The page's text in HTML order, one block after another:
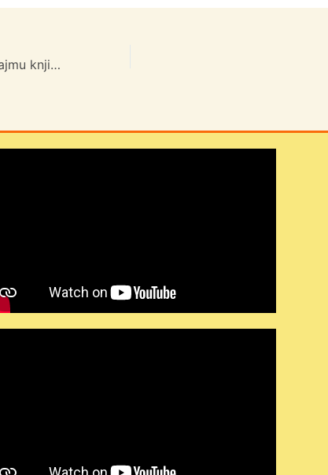
Posjet Međunarodnom sajmu knjiga “Interliber”